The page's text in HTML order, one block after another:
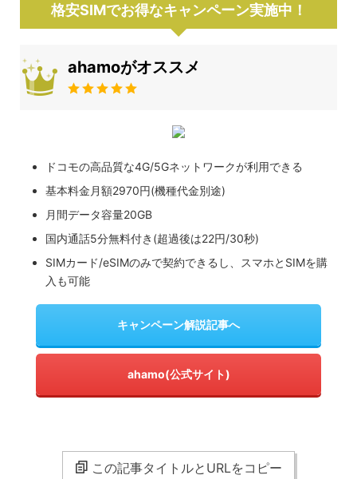
格安SIMでお得なキャンペーン実施中！
ahamoがオススメ
ドコモの高品質な4G/5Gネットワークが利用できる
基本料金月額2970円(機種代金別途)
月間データ容量20GB
国内通話5分無料付き(超過後は22円/30秒)
SIMカード/eSIMのみで契約できるし、スマホとSIMを購
入も可能
キャンペーン解説記事へ
ahamo(公式サイト)
この記事タイトルとURLをコピー